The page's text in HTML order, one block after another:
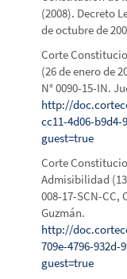
(2008). Decreto
de octubre de
Corte
(26 de enero de
N° 0090-15-IN.
http://
cc11-4d06-b9d4-
guest=true
Corte
Admisibilidad
008-17-SCN-CC,
Guzmán.
http://
709e-4796-932d-
guest=true